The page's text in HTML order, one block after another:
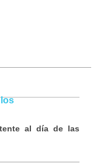
al día de las